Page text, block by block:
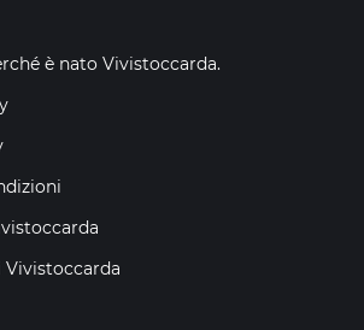
è nato Vivistoccarda.